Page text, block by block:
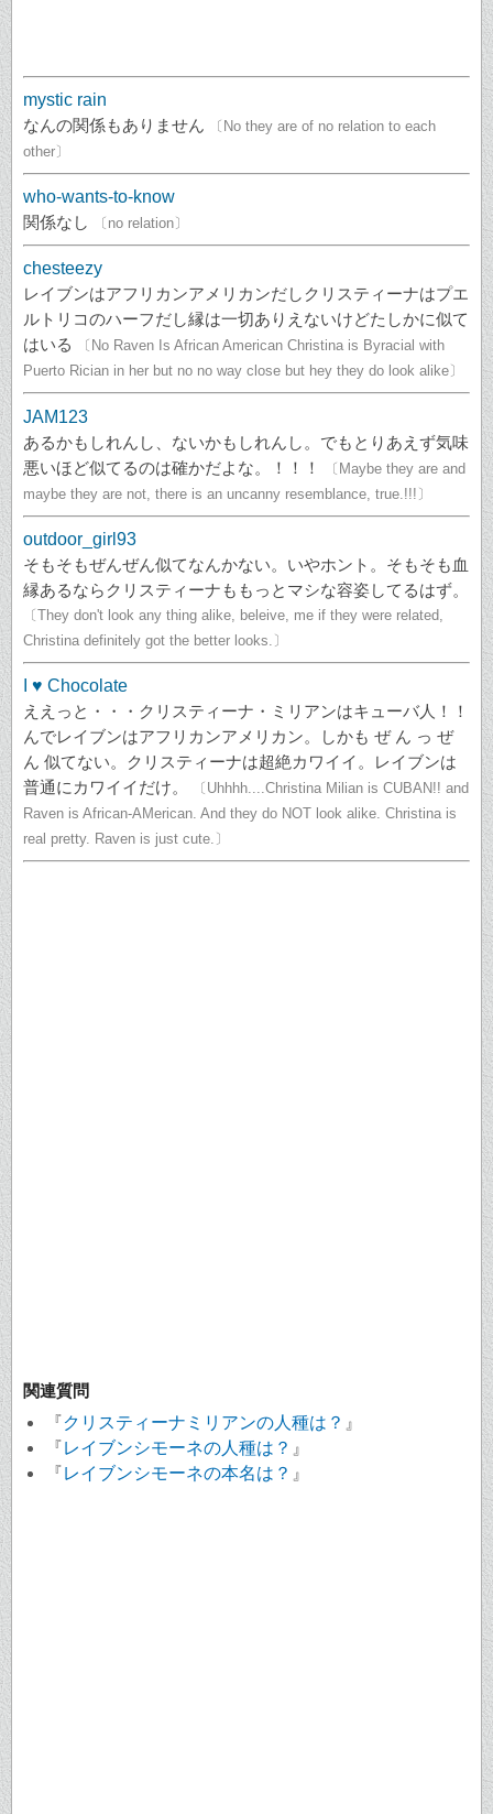
mystic rain
なんの関係もありません
〔No they are of no relation to each
other〕
who-wants-to-know
関係なし
〔no relation〕
chesteezy
レイブンはアフリカンアメリカンだしクリスティーナはプエ
ルトリコのハーフだし縁は一切ありえないけどたしかに似て
はいる
〔No Raven Is African American Christina is Byracial with
Puerto Rician in her but no no way close but hey they do look alike〕
JAM123
あるかもしれんし、ないかもしれんし。でもとりあえず気味
悪いほど似てるのは確かだよな。！！！
〔Maybe they are and
maybe they are not, there is an uncanny resemblance, true.!!!〕
outdoor_girl93
そもそもぜんぜん似てなんかない。いやホント。そもそも血
縁あるならクリスティーナももっとマシな容姿してるはず。
〔They don't look any thing alike, beleive, me if they were related,
Christina definitely got the better looks.〕
I ♥ Chocolate
ええっと・・・クリスティーナ・ミリアンはキューバ人！！
んでレイブンはアフリカンアメリカン。しかも ぜ ん っ ぜ
ん 似てない。クリスティーナは超絶カワイイ。レイブンは
普通にカワイイだけ。
〔Uhhhh....Christina Milian is CUBAN!! and
Raven is African-AMerican. And they do NOT look alike. Christina is
real pretty. Raven is just cute.〕
関連質問
『クリスティーナミリアンの人種は？ 』
『レイブンシモーネの人種は？ 』
『レイブンシモーネの本名は？ 』